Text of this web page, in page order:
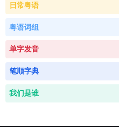
日常粤语
粤语词组
单字发音
笔顺字典
我们是谁